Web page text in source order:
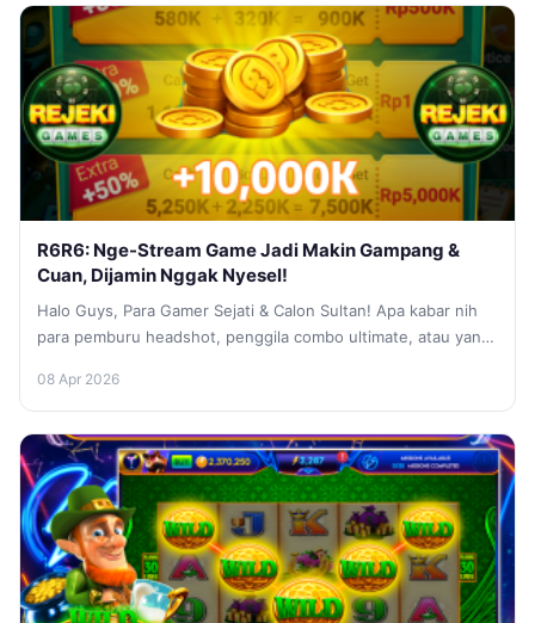
R6R6: Nge-Stream Game Jadi Makin Gampang &
Cuan, Dijamin Nggak Nyesel!
Halo Guys, Para Gamer Sejati & Calon Sultan! Apa kabar nih
para pemburu headshot, penggila combo ultimate, atau yang
08 Apr 2026